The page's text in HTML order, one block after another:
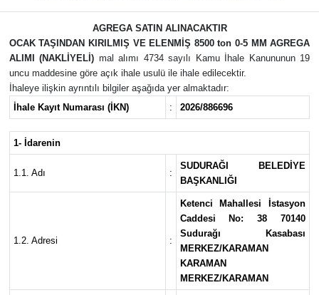
AGREGA SATIN ALINACAKTIR
OCAK TAŞINDAN KIRILMIŞ VE ELENMİŞ 8500 ton 0-5 MM AGREGA
ALIMI (NAKLİYELİ) mal alımı 4734 sayılı Kamu İhale Kanununun 19
uncu maddesine göre açık ihale usulü ile ihale edilecektir.
İhaleye ilişkin ayrıntılı bilgiler aşağıda yer almaktadır:
İhale Kayıt Numarası (İKN)
: 2026/886696
1- İdarenin
1.1. Adı :
SUDURAĞI BELEDİYE
BAŞKANLIĞI
1.2. Adresi :
Ketenci Mahallesi İstasyon
Caddesi No: 38 70140
Sudurağı Kasabası
MERKEZ/KARAMAN
KARAMAN
MERKEZ/KARAMAN
Asayiş Haberleri
Ulusal Haberler
Vefat Edenler